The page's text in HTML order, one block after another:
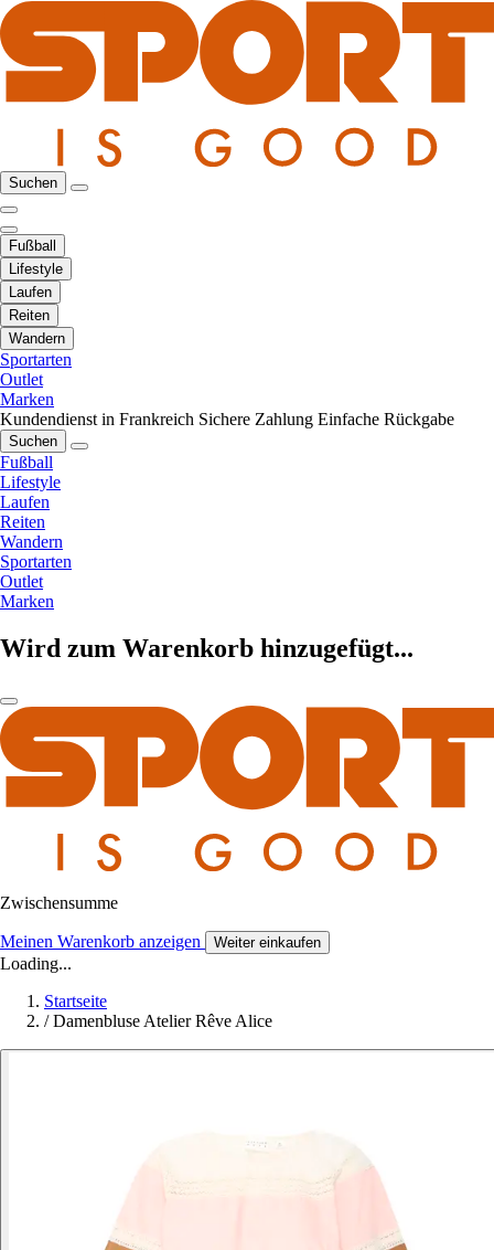
Suchen
Fußball
Lifestyle
Laufen
Reiten
Wandern
Sportarten
Outlet
Marken
Kundendienst in Frankreich Sichere Zahlung Einfache Rückgabe
Suchen
Fußball
Lifestyle
Laufen
Reiten
Wandern
Sportarten
Outlet
Marken
Wird zum Warenkorb hinzugefügt...
Zwischensumme
Meinen Warenkorb anzeigen Weiter einkaufen
Loading...
Startseite
/ Damenbluse Atelier Rêve Alice